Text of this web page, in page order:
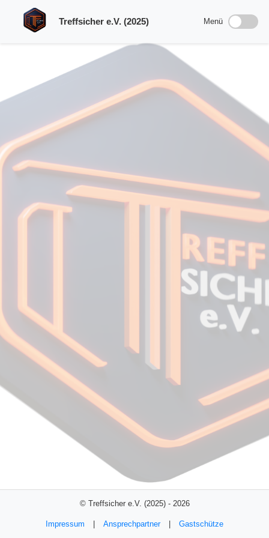
Treffsicher e.V. (2025) Menü
© Treffsicher e.V. (2025) - 2026
Impressum Ansprechpartner Gastschütze